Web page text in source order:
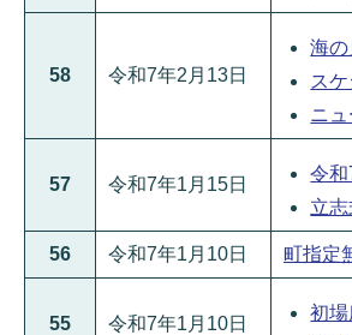
58 令和7年2月13日
海
ス
ニ
57 令和7年1月15日
令
立
56 令和7年1月10日 町指定
55 令和7年1月10日
初